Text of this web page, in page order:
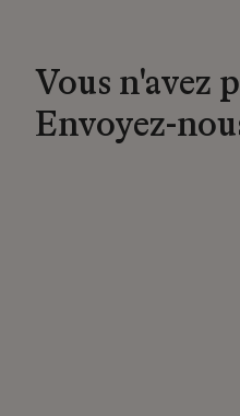
Vous n'avez
Envoyez-